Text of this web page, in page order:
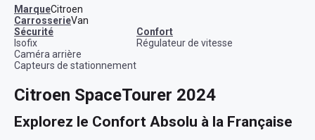
MarqueCitroen
CarrosserieVan
sécurité
Isofix
Caméra arrière
Capteurs de stationnement
confort
Régulateur de vitesse
Citroen SpaceTourer 2024
Explorez le Confort Absolu à la Française